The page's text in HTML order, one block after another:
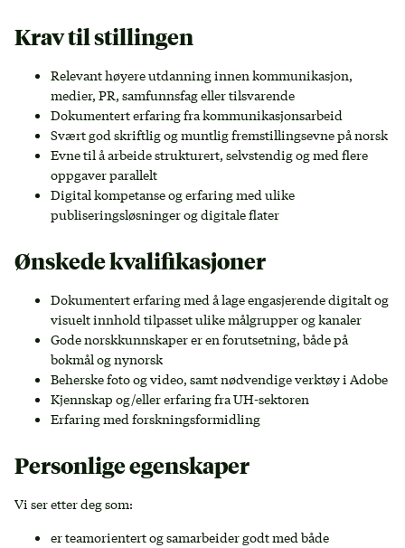
Krav til stillingen
Relevant høyere utdanning innen kommunikasjon,
medier, PR, samfunnsfag eller tilsvarende
Dokumentert erfaring fra kommunikasjonsarbeid
Svært god skriftlig og muntlig fremstillingsevne på norsk
Evne til å arbeide strukturert, selvstendig og med flere
oppgaver parallelt
Digital kompetanse og erfaring med ulike
publiseringsløsninger og digitale flater
Ønskede kvalifikasjoner
Dokumentert erfaring med å lage engasjerende digitalt og
visuelt innhold tilpasset ulike målgrupper og kanaler
Gode norskkunnskaper er en forutsetning, både på
bokmål og nynorsk
Beherske foto og video, samt nødvendige verktøy i Adobe
Kjennskap og/eller erfaring fra UH-sektoren
Erfaring med forskningsformidling
Personlige egenskaper
Vi ser etter deg som:
er teamorientert og samarbeider godt med både